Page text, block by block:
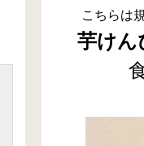
こちらは
芋けん